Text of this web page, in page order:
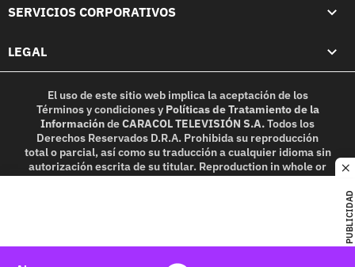
PUBLICIDAD
SERVICIOS CORPORATIVOS
LEGAL
El uso de este sitio web implica la aceptación de los
Términos y condicionesy Políticas de Tratamiento de la
InformacióndeCARACOL TELEVISIÓN S.A.Todos los
Derechos Reservados D.R.A. Prohibida su reproducción
total o parcial, así como su traducción a cualquier idioma sin
autorización escrita de su titular. Reproduction in whole or